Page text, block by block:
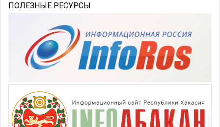
ПОЛЕЗНЫЕ РЕСУРСЫ